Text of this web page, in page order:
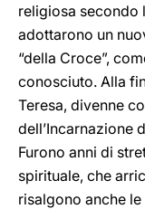
religiosa secondo
adottarono un
“della Croce”,
conosciuto. Alla
Teresa, divenne
dell’Incarnazione
Furono anni di
spirituale, che
risalgono anche